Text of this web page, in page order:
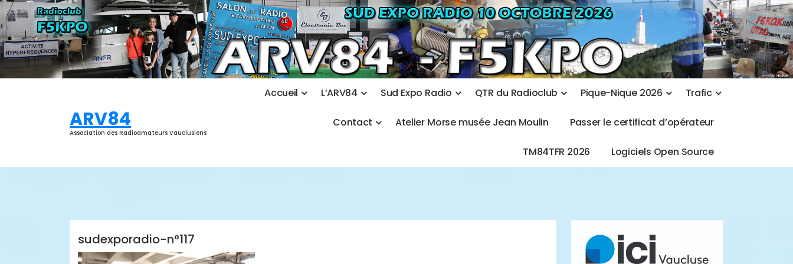
Aller
au
contenu
ARV84
Association des Radioamateurs Vauclusiens
Accueil L’ARV84 Sud Expo Radio QTR du Radioclub Pique-Nique 2026 Trafic
Contact Atelier Morse musée Jean Moulin Passer le certificat d’opérateur
TM84TFR 2026 Logiciels Open Source
sudexporadio-n°117